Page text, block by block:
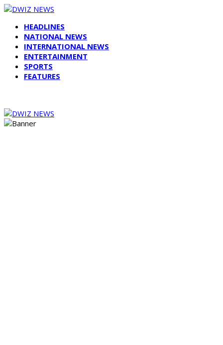
HEADLINES
NATIONAL NEWS
INTERNATIONAL NEWS
ENTERTAINMENT
SPORTS
FEATURES